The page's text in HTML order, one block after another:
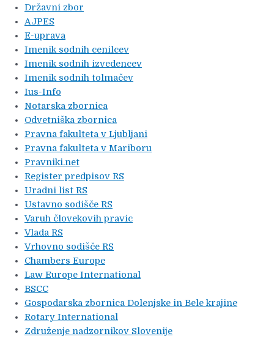
Državni zbor
AJPES
E-uprava
Imenik sodnih cenilcev
Imenik sodnih izvedencev
Imenik sodnih tolmačev
Ius-Info
Notarska zbornica
Odvetniška zbornica
Pravna fakulteta v Ljubljani
Pravna fakulteta v Mariboru
Pravniki.net
Register predpisov RS
Uradni list RS
Ustavno sodišče RS
Varuh človekovih pravic
Vlada RS
Vrhovno sodišče RS
Chambers Europe
Law Europe International
BSCC
Gospodarska zbornica Dolenjske in Bele krajine
Rotary International
Združenje nadzornikov Slovenije